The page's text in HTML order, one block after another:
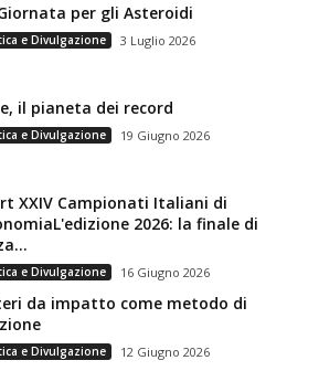
per gli Asteroidi
e Divulgazione 3 Luglio 2026
il pianeta dei record
e Divulgazione 19 Giugno 2026
XXIV Campionati Italiani di
2026: la finale di
e Divulgazione 16 Giugno 2026
da impatto come metodo di
e Divulgazione 12 Giugno 2026